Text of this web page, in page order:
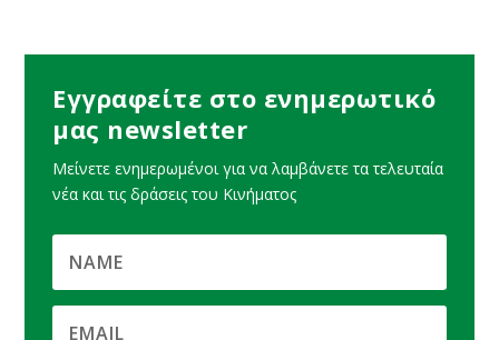
Εγγραφείτε στο ενημερωτικό
μας newsletter
Μείνετε ενημερωμένοι για να λαμβάνετε τα τελευταία
νέα και τις δράσεις του Κινήματος